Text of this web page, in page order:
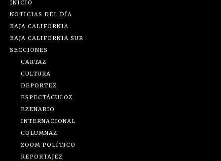
INICIO
NOTICIAS DEL DÍA
BAJA CALIFORNIA
BAJA CALIFORNIA SUR
SECCIONES
CARTAZ
CULTURA
DEPORTEZ
ESPECTÁCULOZ
EZENARIO
INTERNACIONAL
COLUMNAZ
ZOOM POLÍTICO
REPORTAJEZ